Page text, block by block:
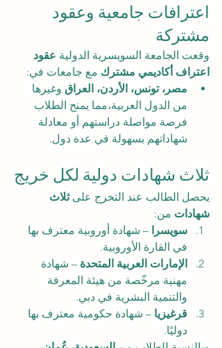
اعترافات جامعية وعقود
مشتركة
وقعت الجامعة السويسرية الدولية عقود
اعتراف أكاديمي مشترك مع جامعات في:
مصر، تونس، الأردن، العراق وغيرها
من الدول العربية،مما يمنح الطلاب
فرصة مواصلة دراستهم أو معادلة
شهاداتهم بسهولة في عدة دول.
ثلاث شهادات دولية لكل خريج
يحصل الطالب عند التخرج على ثلاث
شهادات من:
سويسرا – شهادة أوروبية معترف بها
في القارة الأوروبية.
الإمارات العربية المتحدة – شهادة
مهنية مرخّصة من هيئة المعرفة
والتنمية البشرية في دبي.
قرغيزيا – شهادة حكومية معترف بها
دوليًا.